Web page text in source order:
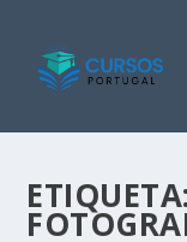
ETIQUETA: